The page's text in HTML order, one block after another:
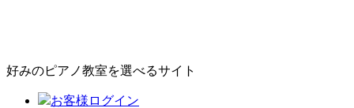
好みのピアノ教室を選べるサイト
お客様ログイン